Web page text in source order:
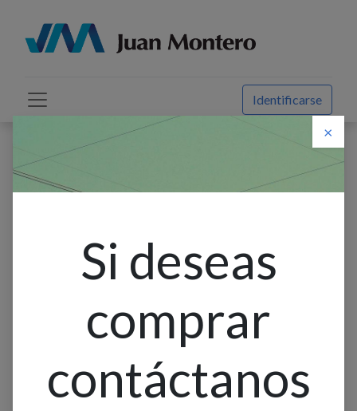
Identificarse
×
Si deseas
comprar
contáctanos
Todos los productos